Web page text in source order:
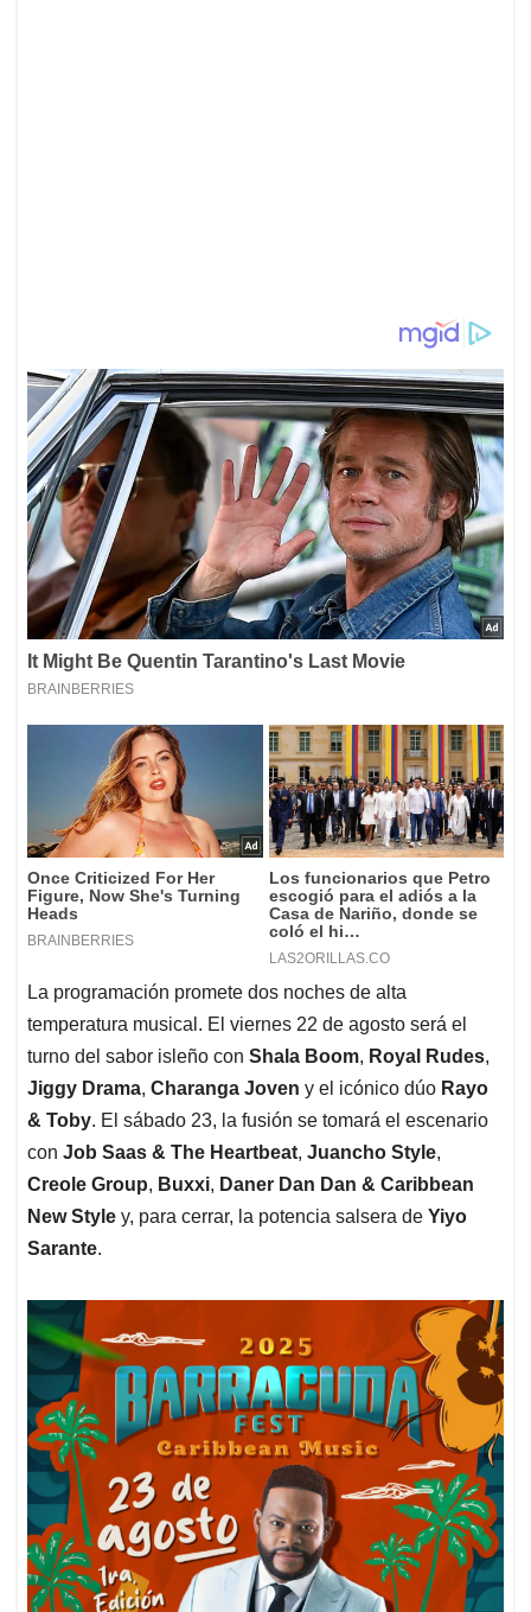
La programación promete dos noches de alta
temperatura musical. El viernes 22 de agosto será el
turno del sabor isleño con Shala Boom, Royal Rudes,
Jiggy Drama, Charanga Joven y el icónico dúo Rayo
& Toby. El sábado 23, la fusión se tomará el escenario
con Job Saas & The Heartbeat, Juancho Style,
Creole Group, Buxxi, Daner Dan Dan & Caribbean
New Style y, para cerrar, la potencia salsera de Yiyo
Sarante.